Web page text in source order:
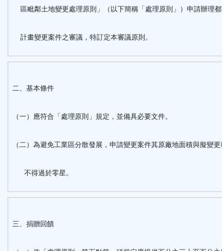
區毗鄰土地變更處理原則」（以下簡稱「處理原則」）申請辦理
計畫變更案件之審議，特訂定本審議原則。
二、基本條件
（一）應符合「處理原則」規定，並備具必要文件。
（二）為避免工業區分散發展，申請變更案件其原廠地面積與擬變
不得過於零星。
三、捐贈回饋